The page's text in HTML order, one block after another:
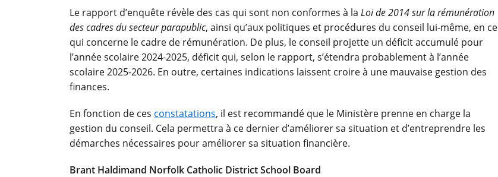
Le rapport d’enquête révèle des cas qui sont non conformes à la Loi de 2014 sur la rémunération
des cadres du secteur parapublic, ainsi qu’aux politiques et procédures du conseil lui-même, en ce
qui concerne le cadre de rémunération. De plus, le conseil projette un déficit accumulé pour
l’année scolaire 2024-2025, déficit qui, selon le rapport, s’étendra probablement à l’année
scolaire 2025-2026. En outre, certaines indications laissent croire à une mauvaise gestion des
finances.
En fonction de ces constatations, il est recommandé que le Ministère prenne en charge la
gestion du conseil. Cela permettra à ce dernier d’améliorer sa situation et d’entreprendre les
démarches nécessaires pour améliorer sa situation financière.
Brant Haldimand Norfolk Catholic District School Board